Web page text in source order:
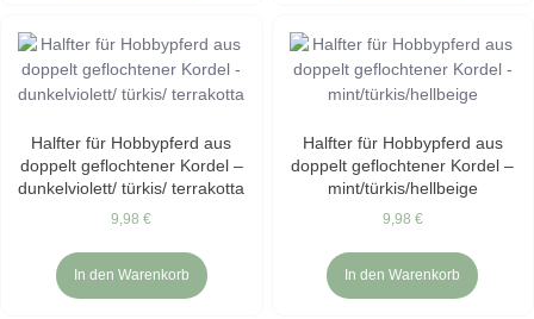
Halfter für Hobbypferd aus
doppelt geflochtener Kordel –
dunkelviolett/ türkis/ terrakotta
9,98€
In den Warenkorb
Halfter für Hobbypferd aus
doppelt geflochtener Kordel –
mint/türkis/hellbeige
9,98 €
In den Warenkorb